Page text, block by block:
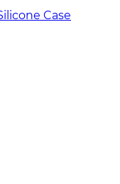
Case